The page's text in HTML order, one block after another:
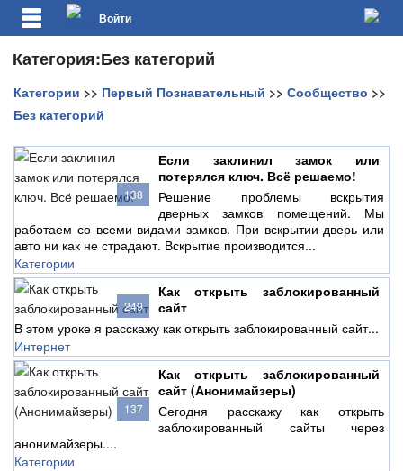
Войти
Категория:Без категорий
Категории >> Первый Познавательный >> Сообщество >>
Без категорий
138
Если заклинил замок или
потерялся ключ. Всё решаемо!
Решение проблемы вскрытия
дверных замков помещений. Мы
работаем со всеми видами замков. При вскрытии дверь или
авто ни как не страдают. Вскрытие производится...
Категории
249
Как открыть заблокированный
сайт
В этом уроке я расскажу как открыть заблокированный сайт...
Интернет
137
Как открыть заблокированный
сайт (Анонимайзеры)
Сегодня расскажу как открыть
заблокированный сайты через
анонимайзеры....
Категории